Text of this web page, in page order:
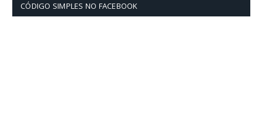
CÓDIGO SIMPLES NO FACEBOOK